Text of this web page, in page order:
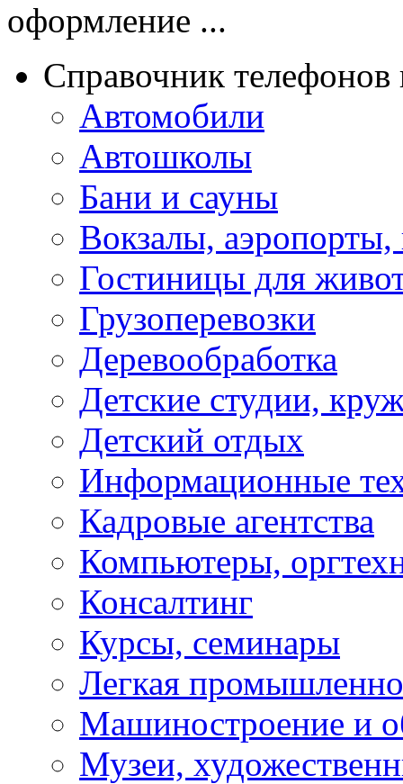
оформление ...
Справочник
Автомобили
Автошколы
Бани и сауны
Вокзалы,
Гостиницы для
Грузоперевозки
Деревообработка
Детские студии,
Детский отдых
Информационные
Кадровые агентства
Компьютеры,
Консалтинг
Курсы, семинары
Легкая
Машиностроение и
Музеи,